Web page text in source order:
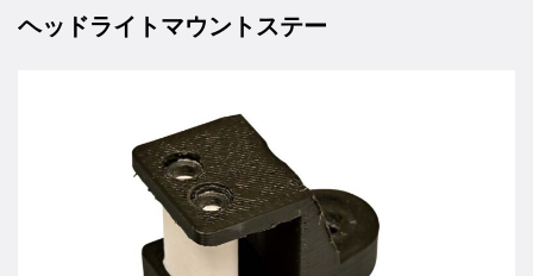
ヘッドライトマウントステー